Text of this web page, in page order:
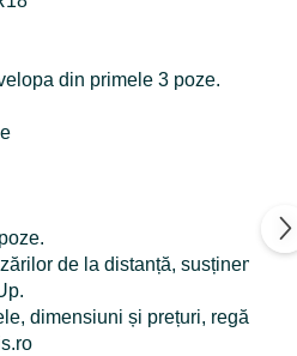
din primele 3 poze.
de la distanță, susținem
dimensiuni și prețuri, regăsiți